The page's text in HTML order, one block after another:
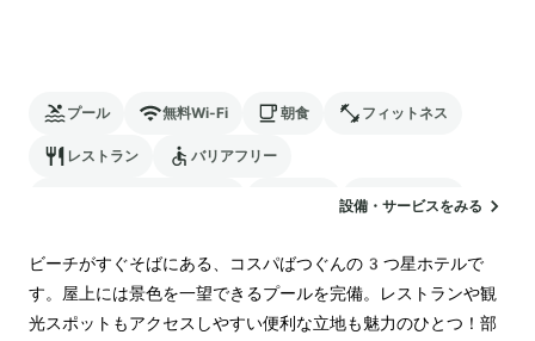
プール 無料Wi-Fi 朝食 フィットネス
レストラン バリアフリー
ランドリー
設備・サービスをみる
ビーチがすぐそばにある、コスパばつぐんの3つ星ホテルで
す。屋上には景色を一望できるプールを完備。レストランや観
光スポットもアクセスしやすい便利な立地も魅力のひとつ！部